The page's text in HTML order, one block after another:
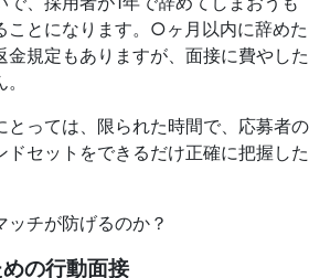
ことになります。○ヶ月以内に辞めた
規定もありますが、面接に費やした
とっては、限られた時間で、応募者の
ドセットをできるだけ正確に把握した
チが防げるのか？
の行動面接